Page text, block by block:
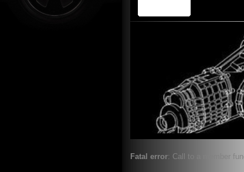
Fatal error: Call to a member